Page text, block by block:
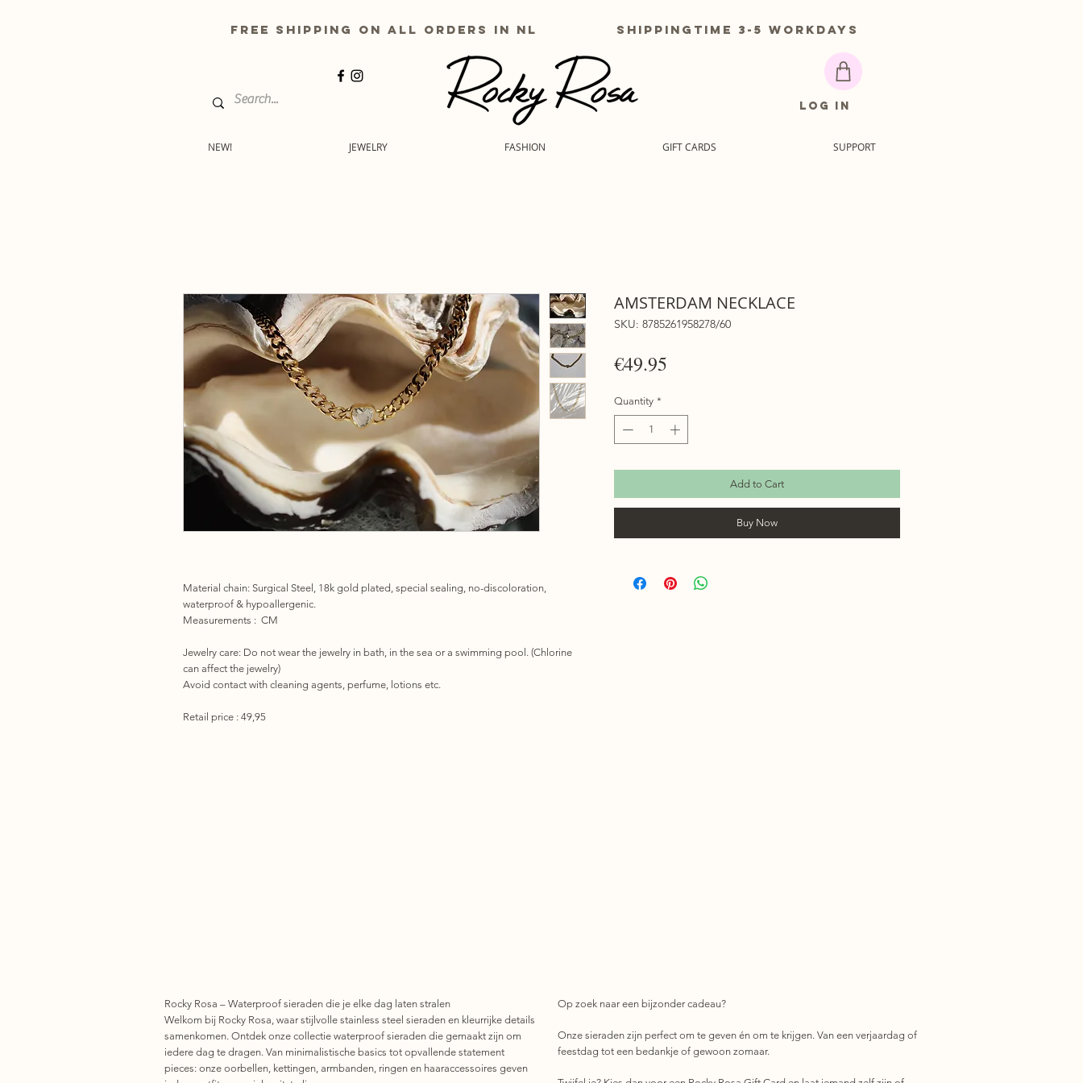
free shipping on all orders in nl shippingtime 3-5 workdays
NEW! JEWELRY FASHION GIFT CARDS SUPPORT
Log In
Material chain: Surgical Steel, 18k gold plated, special sealing, no-discoloration,
waterproof & hypoallergenic.
Measurements : CM
Jewelry care: Do not wear the jewelry in bath, in the sea or a swimming pool. (Chlorine
can affect the jewelry)
Avoid contact with cleaning agents, perfume, lotions etc.
Retail price : 49,95
AMSTERDAM NECKLACE
SKU: 8785261958278/60
€49.95
Quantity *
Add to Cart
Buy Now
Rocky Rosa – Waterproof sieraden die je elke dag laten stralen
Welkom bij Rocky Rosa, waar stijlvolle stainless steel sieraden en kleurrijke details
samenkomen. Ontdek onze collectie waterproof sieraden die gemaakt zijn om
iedere dag te dragen. Van minimalistische basics tot opvallende statement
pieces: onze oorbellen, kettingen, armbanden, ringen en haaraccessoires geven
Op zoek naar een bijzonder cadeau?
Onze sieraden zijn perfect om te geven én om te krijgen. Van een verjaardag of
feestdag tot een bedankje of gewoon zomaar.